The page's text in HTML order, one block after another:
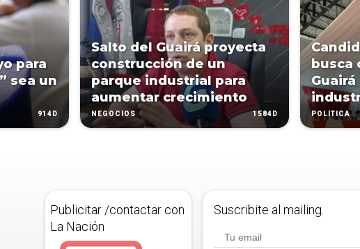
para
sea un
914D
Salto del Guairá proyecta
construcción de un
parque industrial para
aumentar crecimiento
NEGOCIOS 1584D
busca
POLÍTICA
Publicitar /contactar con
La Nación
Suscribite al mailing.